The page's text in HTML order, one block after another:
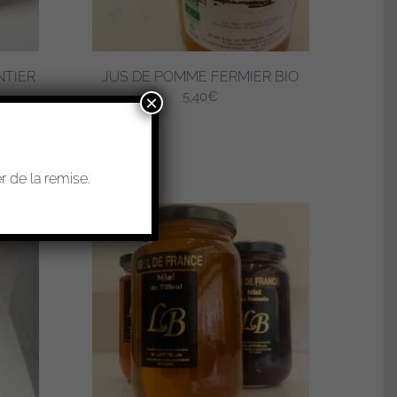
JUS DE POMME FERMIER BIO
5,40€
de la remise.
×